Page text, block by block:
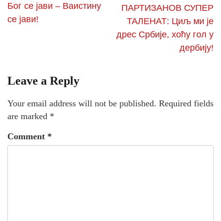
Бог се јави – Ваистину
се јави!
ПАРТИЗАНОВ СУПЕР
ТАЛЕНАТ: Циљ ми је
дрес Србије, хоћу гол у
дербију!
Leave a Reply
Your email address will not be published. Required fields
are marked *
Comment *